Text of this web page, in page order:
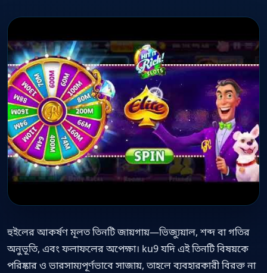
হুইলের আকর্ষণ মূলত তিনটি জায়গায়—ভিজ্যুয়াল, শব্দ বা গতির
অনুভূতি, এবং ফলাফলের অপেক্ষা। ku9 যদি এই তিনটি বিষয়কে
পরিষ্কার ও ভারসাম্যপূর্ণভাবে সাজায়, তাহলে ব্যবহারকারী বিরক্ত না